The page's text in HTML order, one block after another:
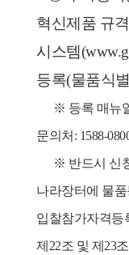
혁신제품 규
시스템
등록(물품식
문의처: 1588-
나라장터에 물
입찰참가자격등
제22조 및 제23